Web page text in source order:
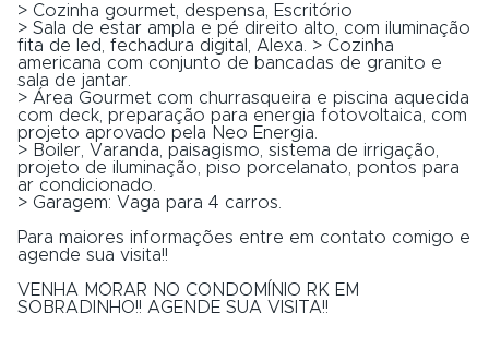
> Cozinha gourmet, despensa, Escritório
> Sala de estar ampla e pé direito alto, com iluminação
fita de led, fechadura digital, Alexa. > Cozinha
americana com conjunto de bancadas de granito e
sala de jantar.
> Área Gourmet com churrasqueira e piscina aquecida
com deck, preparação para energia fotovoltaica, com
projeto aprovado pela Neo Energia.
> Boiler, Varanda, paisagismo, sistema de irrigação,
projeto de iluminação, piso porcelanato, pontos para
ar condicionado.
> Garagem: Vaga para 4 carros.
Para maiores informações entre em contato comigo e
agende sua visita!!
VENHA MORAR NO CONDOMÍNIO RK EM
SOBRADINHO!! AGENDE SUA VISITA!!